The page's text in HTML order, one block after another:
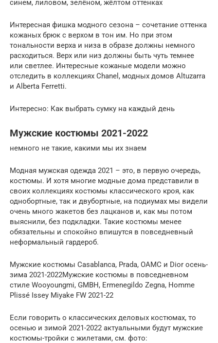
синем, лиловом, зелёном, жёлтом оттенках
Интересная фишка модного сезона – сочетание оттенка
кожаных брюк с верхом в тон им. Но при этом
тональности верха и низа в образе должны немного
расходиться. Верх или низ должны быть чуть темнее
или светлее. Интересные кожаные модели можно
отследить в коллекциях Chanel, модных домов Altuzarra
и Alberta Ferretti.
Интересно: Как выбрать сумку на каждый день
Мужские костюмы 2021-2022
немного не такие, какими мы их знаем
Модная мужская одежда 2021 – это, в первую очередь,
костюмы. И хотя многие модные дома представили в
своих коллекциях костюмы классического кроя, как
однобортные, так и двубортные, на подиумах мы видели
очень много жакетов без лацканов и, как мы потом
выяснили, без подкладки. Такие костюмы менее
обязательны и спокойно впишутся в повседневный
неформальный гардероб.
Мужские костюмы Casablanca, Prada, OAMC и Dior осень-
зима 2021-2022Мужские костюмы в повседневном
стиле Wooyoungmi, GMBH, Ermenegildo Zegna, Homme
Plissé Issey Miyake FW 2021-22
Если говорить о классических деловых костюмах, то
осенью и зимой 2021-2022 актуальными будут мужские
костюмы-тройки с жилетами, см. фото: